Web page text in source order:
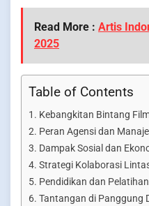
Read More : Artis
2025
Table of Contents
Kebangkitan Bintang
Peran Agensi dan
Dampak Sosial dan
Strategi Kolaborasi
Pendidikan dan Pelatihan
Tantangan di Panggung